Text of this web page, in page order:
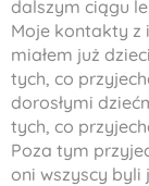
dalszym ciągu
Moje kontakty z
miałem już
tych, co
dorosłymi
tych, co
Poza tym
oni wszyscy byli